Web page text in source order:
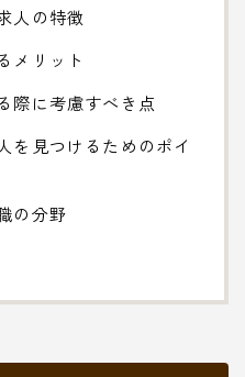
人の特徴
メリット
際に考慮すべき点
を見つけるためのポイ
の分野